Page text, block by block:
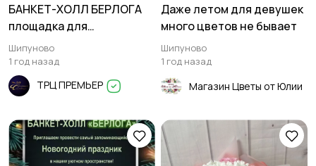
БАНКЕТ-ХОЛЛ БЕРЛОГА
площадка для
проведения Ваших
мероприятий
Шипуново
1 год назад
ТРЦ ПРЕМЬЕР
Даже летом для девушек
много цветов не бывает
Шипуново
1 год назад
Магазин Цветы от Юлии